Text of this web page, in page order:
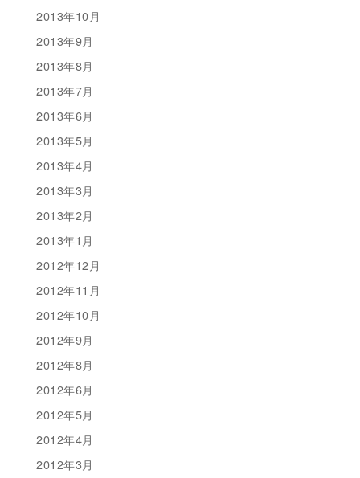
2013年10月
2013年9月
2013年8月
2013年7月
2013年6月
2013年5月
2013年4月
2013年3月
2013年2月
2013年1月
2012年12月
2012年11月
2012年10月
2012年9月
2012年8月
2012年6月
2012年5月
2012年4月
2012年3月